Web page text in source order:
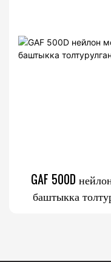
GAF 500D
баштыкка